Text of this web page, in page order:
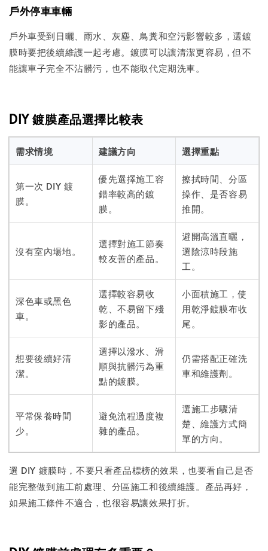
戶外停車車輛
戶外車受到日曬、雨水、灰塵、鳥糞和空污影響較多，選鍍
膜時要把後續維護一起考慮。鍍膜可以讓清潔更容易，但不
能讓車子完全不沾髒污，也不能取代定期洗車。
DIY 鍍膜產品選擇比較表
需求情境 建議方向 選擇重點
第一次 DIY 鍍
膜。
優先選擇施工容
錯率較高的鍍
膜。
擦拭時間、分區
操作、是否容易
推開。
沒有室內場地。
選擇對施工節奏
較友善的產品。
避開高溫直曬，
選陰涼時段施
工。
深色車或黑色
車。
選擇較容易收
乾、不易留下殘
影的產品。
小面積施工，使
用乾淨鍍膜布收
尾。
想要後續好清
潔。
選擇以潑水、滑
順與抗髒污為重
點的鍍膜。
仍需搭配正確洗
車和維護劑。
平常保養時間
少。
避免流程過度複
雜的產品。
選施工步驟清
楚、維護方式簡
單的方向。
選 DIY 鍍膜時，不要只看產品標榜的效果，也要看自己是否
能完整做到施工前處理、分區施工和後續維護。產品再好，
如果施工條件不適合，也很容易讓效果打折。